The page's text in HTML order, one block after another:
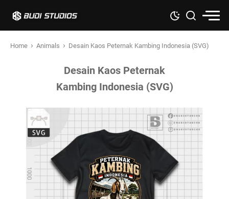
Home › Animals › Desain Kaos Peternak Kambing Indonesia (SVG)
Desain Kaos Peternak
Kambing Indonesia (SVG)